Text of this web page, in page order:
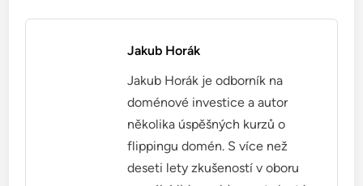
Jakub Horák
Jakub Horák je odborník na
doménové investice a autor
několika úspěšných kurzů o
flippingu domén. S více než
deseti lety zkušeností v oboru